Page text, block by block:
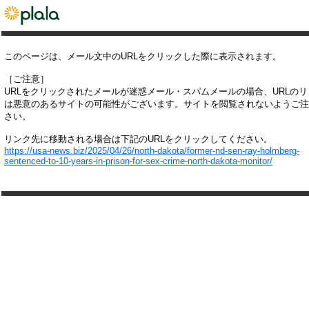
このページは、メール文中のURLをクリックした際に表示されます。
［ご注意］
URLをクリックされたメールが迷惑メール・スパムメールの場合、URLの
は悪意のあるサイトの可能性がございます。サイトを閲覧されないようご
さい。
リンク先に移動される場合は下記のURLをクリックしてください。
https://usa-news.biz/2025/04/26/north-dakota/former-nd-sen-ray-holmberg-
sentenced-to-10-years-in-prison-for-sex-crime-north-dakota-monitor/